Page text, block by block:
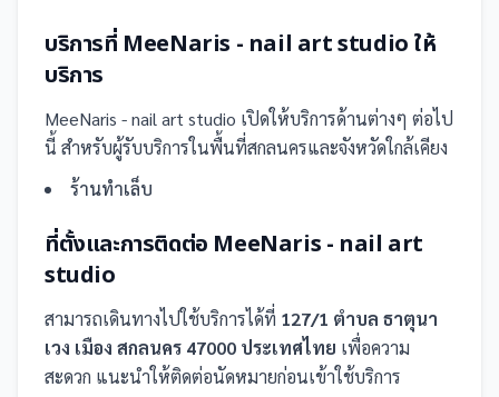
บริการที่ MeeNaris - nail art studio ให้
บริการ
MeeNaris - nail art studio เปิดให้บริการด้านต่างๆ ต่อไป
นี้ สำหรับผู้รับบริการในพื้นที่สกลนครและจังหวัดใกล้เคียง
ร้านทำเล็บ
ที่ตั้งและการติดต่อ MeeNaris - nail art
studio
สามารถเดินทางไปใช้บริการได้ที่ 127/1 ตำบล ธาตุนา
เวง เมือง สกลนคร 47000 ประเทศไทย เพื่อความ
สะดวก แนะนำให้ติดต่อนัดหมายก่อนเข้าใช้บริการ